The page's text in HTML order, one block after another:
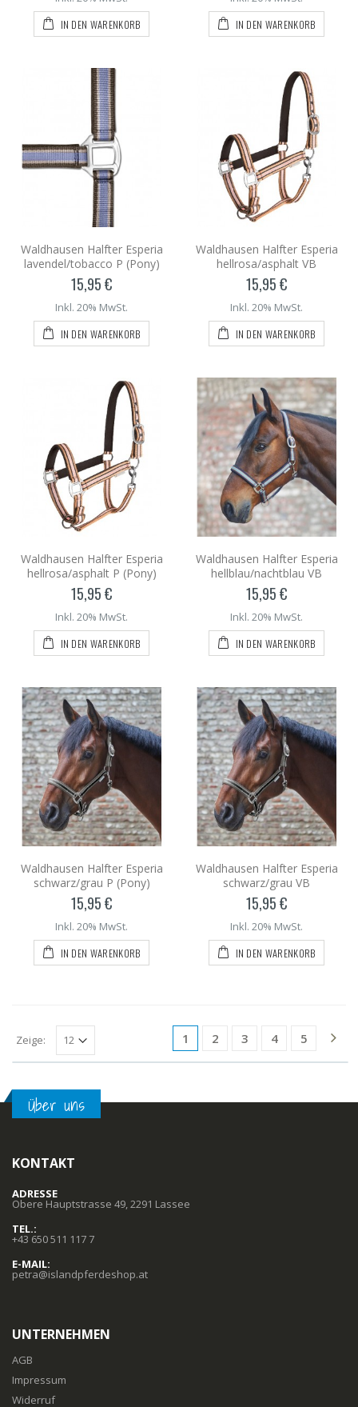
IN DEN WARENKORB IN DEN WARENKORB
Waldhausen Halfter Esperia
lavendel/tobacco P (Pony)
15,95 €
Inkl. 20% MwSt.
IN DEN WARENKORB
Waldhausen Halfter Esperia
hellrosa/asphalt VB
15,95 €
Inkl. 20% MwSt.
IN DEN WARENKORB
Waldhausen Halfter Esperia
hellrosa/asphalt P (Pony)
15,95 €
Inkl. 20% MwSt.
IN DEN WARENKORB
Waldhausen Halfter Esperia
hellblau/nachtblau VB
15,95 €
Inkl. 20% MwSt.
IN DEN WARENKORB
Waldhausen Halfter Esperia
schwarz/grau P (Pony)
15,95 €
Inkl. 20% MwSt.
IN DEN WARENKORB
Waldhausen Halfter Esperia
schwarz/grau VB
15,95 €
Inkl. 20% MwSt.
IN DEN WARENKORB
1 2 3 4 5
Zeige:
Über uns
KONTAKT
ADRESSE
Obere Hauptstrasse 49, 2291 Lassee
TEL.:
+43 650 511 117 7
E-MAIL:
petra@islandpferdeshop.at
UNTERNEHMEN
AGB
Impressum
Widerruf